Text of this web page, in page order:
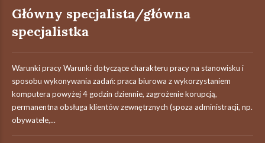
Główny specjalista/główna
specjalistka
Warunki pracy Warunki dotyczące charakteru pracy na stanowisku i
sposobu wykonywania zadań: praca biurowa z wykorzystaniem
komputera powyżej 4 godzin dziennie, zagrożenie korupcją,
permanentna obsługa klientów zewnętrznych (spoza administracji, np.
obywatele,...